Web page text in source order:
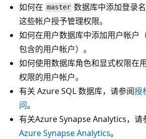
如何在 master 数据库中添加登录
这些帐户授予管理权限。
如何在用户数据库中添加用户帐户
包含的用户帐户）。
如何使用数据库角色和显式权限在
权限的用户帐户。
有关 Azure SQL 数据库，请参阅授
问。
有关Azure Synapse Analytics，请
Azure Synapse Analytics。